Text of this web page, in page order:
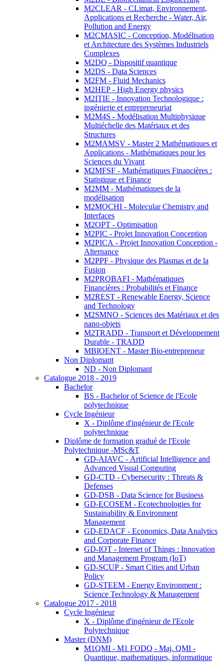
M2CLEAR - CLimat, Environnement,
Applications et Recherche - Water, Air,
Pollution and Energy
M2CMASIC - Conception, Modélisation
et Architecture des Systèmes Industriels
Complexes
M2DQ - Dispositif quantique
M2DS - Data Sciences
M2FM - Fluid Mechanics
M2HEP - High Energy physics
M2ITIE - Innovation Technologique :
ingénierie et entrepreneuriat
M2M4S - Modélisation Multiphysique
Multiéchelle des Matériaux et des
Structures
M2MAMSV - Master 2 Mathématiques et
Applications - Mathématiques pour les
Sciences du Vivant
M2MFSF - Mathématiques Financières :
Statistique et Finance
M2MM - Mathématiques de la
modélisation
M2MOCHI - Molecular Chemistry and
Interfaces
M2OPT - Optimisation
M2PIC - Projet Innovation Conception
M2PICA - Projet Innovation Conception -
Alternance
M2PPF - Physique des Plasmas et de la
Fusion
M2PROBAFI - Mathématiques
Financières : Probabilités et Finance
M2REST - Renewable Energy, Science
and Technology
M2SMNO - Sciences des Matériaux et des
nano-objets
M2TRADD - Transport et Développement
Durable - TRADD
MBIOENT - Master Bio-entrepreneur
Non Diplomant
ND - Non Diplomant
Catalogue 2018 - 2019
Bachelor
BS - Bachelor of Science de l'Ecole
polytechnique
Cycle Ingénieur
X - Diplôme d'ingénieur de l'Ecole
polytechnique
Diplôme de formation gradué de l'Ecole
Polytechnique -MSc&T
GD-AIAVC - Artificial Intelligence and
Advanced Visual Computing
GD-CTD - Cybersecurity : Threats &
Defenses
GD-DSB - Data Science for Business
GD-ECOSEM - Ecotechnologies for
Sustainability & Environment
Management
GD-EDACF - Economics, Data Analytics
and Corporate Finance
GD-IOT - Internet of Things : Innovation
and Management Program (IoT)
GD-SCUP - Smart Cities and Urban
Policy
GD-STEEM - Energy Environment :
Science Technology & Management
Catalogue 2017 - 2018
Cycle Ingénieur
X - Diplôme d'ingénieur de l'Ecole
Polytechnique
Master (DNM)
M1QMI - M1 FODQ - Maj. QMI -
Quantique, mathematiques, informatique